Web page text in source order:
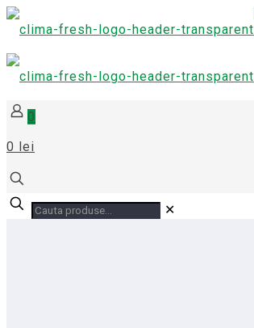
0
0 lei
✕